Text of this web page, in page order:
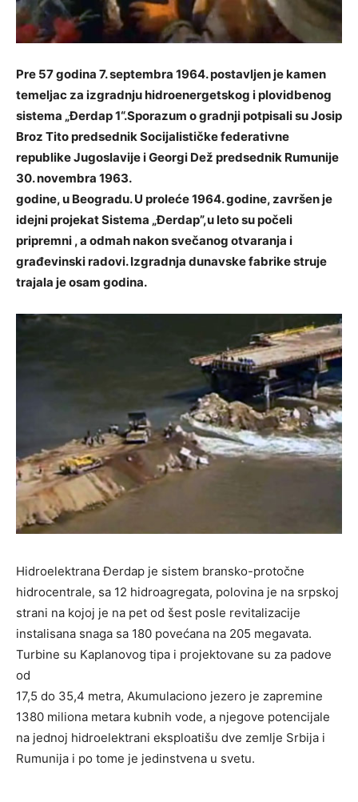
Pre 57 godina 7. septembra 1964. postavljen je kamen
temeljac za izgradnju hidroenergetskog i plovidbenog
sistema „Đerdap 1“.Sporazum o gradnji potpisali su Josip
Broz Tito predsednik Socijalističke federativne
republike Jugoslavije i Georgi Dež predsednik Rumunije
30. novembra 1963.
godine, u Beogradu. U proleće 1964. godine, završen je
idejni projekat Sistema „Đerdap”,u leto su počeli
pripremni , a odmah nakon svečanog otvaranja i
građevinski radovi. Izgradnja dunavske fabrike struje
trajala je osam godina.
Hidroelektrana Đerdap je sistem bransko-protočne
hidrocentrale, sa 12 hidroagregata, polovina je na srpskoj
strani na kojoj je na pet od šest posle revitalizacije
instalisana snaga sa 180 povećana na 205 megavata.
Turbine su Kaplanovog tipa i projektovane su za padove
od
17,5 do 35,4 metra, Akumulaciono jezero je zapremine
1380 miliona metara kubnih vode, a njegove potencijale
na jednoj hidroelektrani eksploatišu dve zemlje Srbija i
Rumunija i po tome je jedinstvena u svetu.